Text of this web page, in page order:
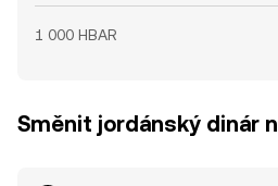
1 000 HBAR
Směnit jordánský dinár